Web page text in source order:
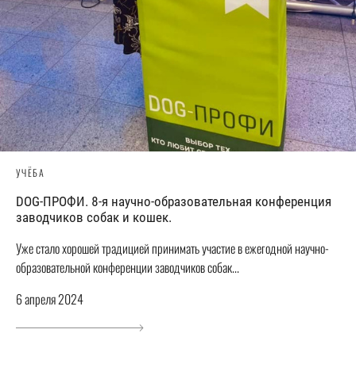
УЧЁБА
DOG-ПРОФИ. 8-я научно-образовательная конференция
заводчиков собак и кошек.
Уже стало хорошей традицией принимать участие в ежегодной научно-
образовательной конференции заводчиков собак...
6 апреля 2024